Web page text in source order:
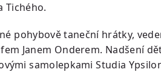
Tichého.
pohybově taneční hrátky,
Janem Onderem. Nadšení
samolepkami Studia